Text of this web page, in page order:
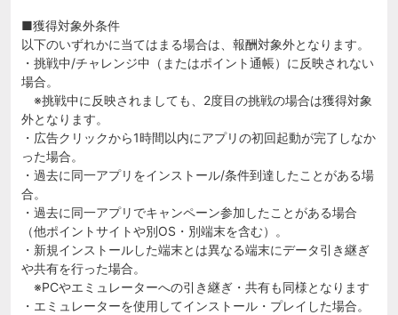
■獲得対象外条件
以下のいずれかに当てはまる場合は、報酬対象外となります。
・挑戦中/チャレンジ中（またはポイント通帳）に反映されない
場合。
※挑戦中に反映されましても、2度目の挑戦の場合は獲得対象
外となります。
・広告クリックから1時間以内にアプリの初回起動が完了しなか
った場合。
・過去に同一アプリをインストール/条件到達したことがある場
合。
・過去に同一アプリでキャンペーン参加したことがある場合
（他ポイントサイトや別OS・別端末を含む）。
・新規インストールした端末とは異なる端末にデータ引き継ぎ
や共有を行った場合。
※PCやエミュレーターへの引き継ぎ・共有も同様となります
・エミュレーターを使用してインストール・プレイした場合。